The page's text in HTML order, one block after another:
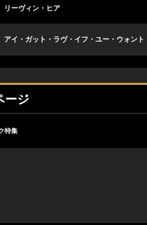
リーヴィン・ヒア
アイ・ガット・ラヴ・イフ・ユー・ウォント
ージ
特集